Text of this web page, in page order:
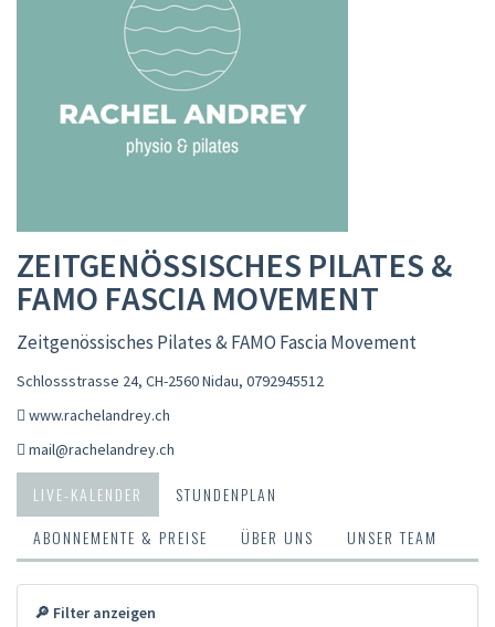
ZEITGENÖSSISCHES PILATES &
FAMO FASCIA MOVEMENT
Zeitgenössisches Pilates & FAMO Fascia Movement
Schlossstrasse 24, CH-2560 Nidau, 0792945512
www.rachelandrey.ch
mail@rachelandrey.ch
LIVE-KALENDER
STUNDENPLAN
ABONNEMENTE & PREISE
ÜBER UNS UNSER TEAM
🔎 Filter anzeigen